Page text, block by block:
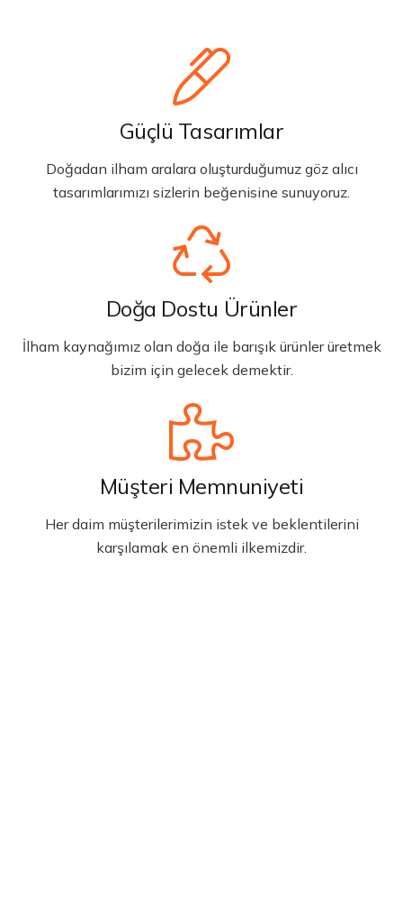
Güçlü Tasarımlar
Doğadan ilham aralara oluşturduğumuz göz alıcı
tasarımlarımızı sizlerin beğenisine sunuyoruz.
Doğa Dostu Ürünler
İlham kaynağımız olan doğa ile barışık ürünler üretmek
bizim için gelecek demektir.
Müşteri Memnuniyeti
Her daim müşterilerimizin istek ve beklentilerini
karşılamak en önemli ilkemizdir.